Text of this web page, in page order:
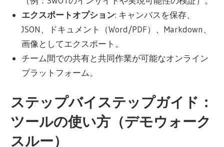
エクスポートオプション: キャンバスを保存、
JSON、ドキュメント（Word/PDF）、Markdown、
画像としてエクスポート。
チーム間での共有と共同作業が可能なオンライン
プラットフォーム。
ステップバイステップガイド：
ツールの使い方（デモウォーク
スルー）